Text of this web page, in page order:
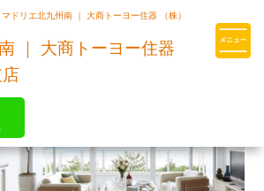
ドリエはLIXILの厳しい基準を
マドリエ北九州南 ｜ 大商トーヨー住器 （株）
｜ 大商トーヨー住器
店